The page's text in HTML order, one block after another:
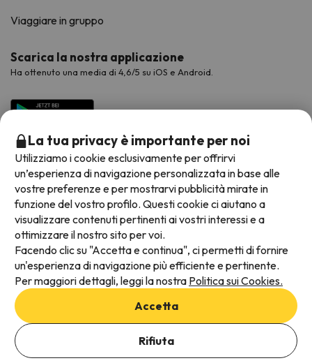
Viaggiare in gruppo
Scarica la nostra applicazione
Ha ottenuto una media di 4,6/5 su iOS e Android.
Metodi di pagamento disponibili
Termini e condizioni generali
Protezione dei dati
Informativa sui cookie
La tua privacy è importante per noi
Utilizziamo i cookie esclusivamente per offrirvi
un’esperienza di navigazione personalizzata in base alle
vostre preferenze e per mostrarvi pubblicità mirate in
funzione del vostro profilo. Questi cookie ci aiutano a
visualizzare contenuti pertinenti ai vostri interessi e a
ottimizzare il nostro sito per voi.
Facendo clic su "Accetta e continua", ci permetti di fornire
un'esperienza di navigazione più efficiente e pertinente.
Per maggiori dettagli, leggi la nostra Politica sui Cookies.
Accetta
Rifiuta